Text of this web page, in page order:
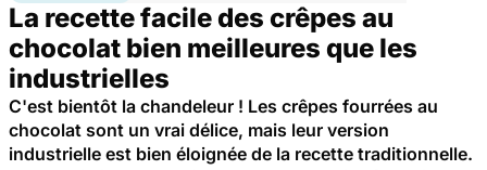
La recette facile des crêpes au
chocolat bien meilleures que les
industrielles
C'est bientôt la chandeleur ! Les crêpes fourrées au
chocolat sont un vrai délice, mais leur version
industrielle est bien éloignée de la recette traditionnelle.